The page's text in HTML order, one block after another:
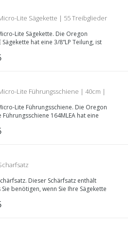
Lite Sägekette | 55 Treibglieder
3/8LP | Teilnummer. 90PX055E
Lite Sägekette. Die Oregon
Sägekette hat eine 3/8“LP Teilung, ist
Lite Führungsschiene | 40cm |
8LP | 164MLEA041
Lite Führungsschiene. Die Oregon
Führungsschiene 164MLEA hat eine
lang.
Dieser Schärfsatz enthält
Sie benötigen, wenn Sie Ihre Sägekette